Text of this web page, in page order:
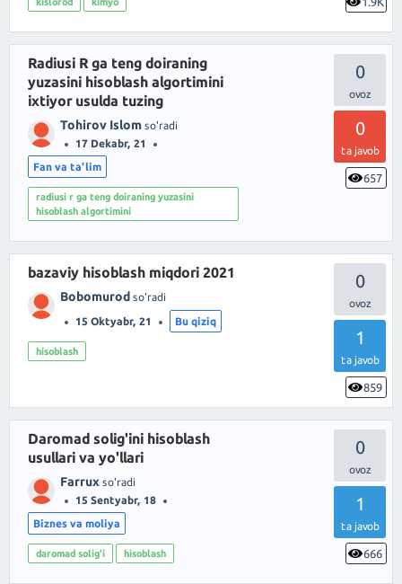
0
0
ta javob
657
Radiusi R ga teng doiraning
yuzasini hisoblash algortimini
ixtiyor usulda tuzing
Tohirov Islom so'radi
17 Dekabr, 21
Fan va ta'lim
radiusi r ga teng doiraning yuzasini
hisoblash algortimini
0
1
ta javob
859
bazaviy hisoblash miqdori 2021
Bobomurod so'radi
15 Oktyabr, 21 Bu qiziq
hisoblash
0
1
ta javob
666
Daromad solig'ini hisoblash
usullari va yo'llari
Farrux so'radi
15 Sentyabr, 18
Biznes va moliya
daromad solig'i hisoblash